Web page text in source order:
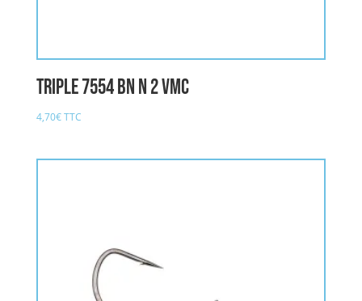
Triple 7554 BN n 2 VMC
4,70€TTC